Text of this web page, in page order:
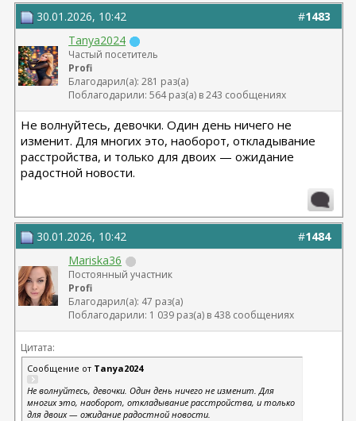
#1483
30.01.2026, 10:42
Tanya2024
Частый посетитель
Profi
Благодарил(а): 281 раз(а)
Поблагодарили: 564 раз(а) в 243 сообщениях
Не волнуйтесь, девочки. Один день ничего не
изменит. Для многих это, наоборот, откладывание
расстройства, и только для двоих — ожидание
радостной новости.
#1484
30.01.2026, 10:42
Mariska36
Постоянный участник
Profi
Благодарил(а): 47 раз(а)
Поблагодарили: 1 039 раз(а) в 438 сообщениях
Цитата:
Сообщение от Tanya2024
Не волнуйтесь, девочки. Один день ничего не изменит. Для
многих это, наоборот, откладывание расстройства, и только
для двоих — ожидание радостной новости.